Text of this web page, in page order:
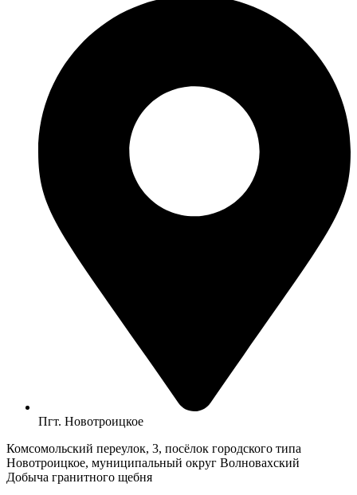
Пгт. Новотроицкое
Комсомольский переулок, 3, посёлок городского типа
Новотроицкое, муниципальный округ Волновахский
Добыча гранитного щебня